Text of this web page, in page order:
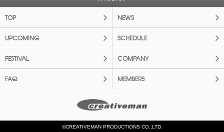
TOP NEWS
UPCOMING SCHEDULE
FESTIVAL COMPANY
FAQ MEMBERS
©CREATIVEMAN PRODUCTIONS CO.,LTD.